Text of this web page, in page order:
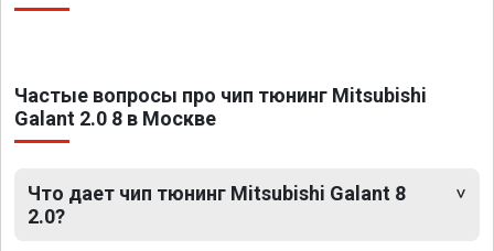
Частые вопросы про чип тюнинг Mitsubishi
Galant 2.0 8 в Москве
Что дает чип тюнинг Mitsubishi Galant 8
2.0?